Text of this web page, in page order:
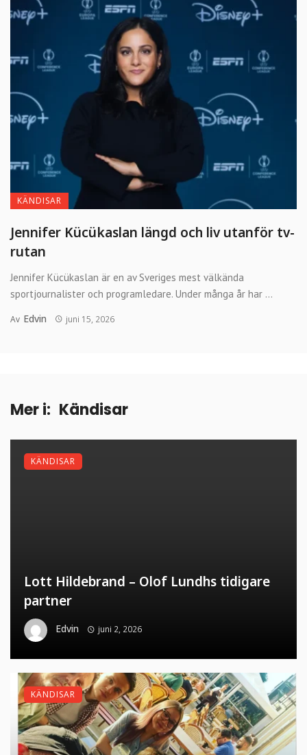
KÄNDISAR
Jennifer Kücükaslan längd och liv utanför tv-
rutan
Jennifer Kücükaslan är en av Sveriges mest välkända
sportjournalister och programledare. Under många år har ...
Av Edvin juni 15, 2026
Mer i: Kändisar
Lott Hildebrand – Olof Lundhs tidigare
partner
Edvin juni 2, 2026
KÄNDISAR
KÄNDISAR